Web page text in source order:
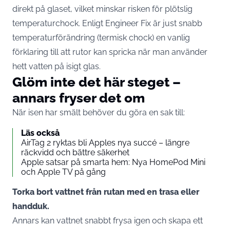
direkt på glaset, vilket minskar risken för plötslig
temperaturchock. Enligt Engineer Fix är just snabb
temperaturförändring (termisk chock) en vanlig
förklaring till att rutor kan spricka när man använder
hett vatten på isigt glas.
Glöm inte det här steget –
annars fryser det om
När isen har smält behöver du göra en sak till:
Läs också
AirTag 2 ryktas bli Apples nya succé – längre
räckvidd och bättre säkerhet
Apple satsar på smarta hem: Nya HomePod Mini
och Apple TV på gång
Torka bort vattnet från rutan med en trasa eller
handduk.
Annars kan vattnet snabbt frysa igen och skapa ett